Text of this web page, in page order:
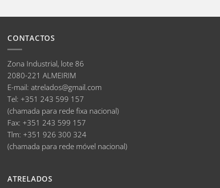
CONTACTOS
Zona Industrial, lote 86
2080-221 ALMEIRIM
E-mail: atrelados@gmail.com
Tel: +351 243 599 157
(chamada para rede fixa nacional)
Fax: +351 243 599 157
Tlm: +351 926 300 324
(chamada para rede móvel nacional)
ATRELADOS